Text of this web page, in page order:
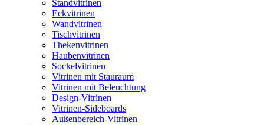
Standvitrinen
Eckvitrinen
Wandvitrinen
Tischvitrinen
Thekenvitrinen
Haubenvitrinen
Sockelvitrinen
Vitrinen mit Stauraum
Vitrinen mit Beleuchtung
Design-Vitrinen
Vitrinen-Sideboards
Außenbereich-Vitrinen